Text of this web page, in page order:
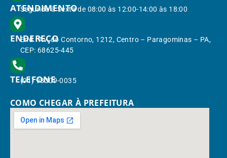
ATENDIMENTO
Segunda à Sexta de 08:00 às 12:00-14:00 às 18:00
ENDEREÇO
End.: Av. do Contorno, 1212, Centro – Paragominas – PA,
CEP: 68625-445
TELEFONE
(91) 98309-0035
COMO CHEGAR À PREFEITURA